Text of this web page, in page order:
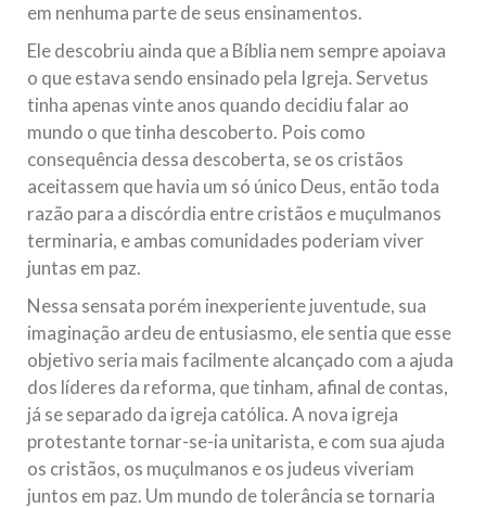
em nenhuma parte de seus ensinamentos.
Ele descobriu ainda que a Bíblia nem sempre apoiava
o que estava sendo ensinado pela Igreja. Servetus
tinha apenas vinte anos quando decidiu falar ao
mundo o que tinha descoberto. Pois como
consequência dessa descoberta, se os cristãos
aceitassem que havia um só único Deus, então toda
razão para a discórdia entre cristãos e muçulmanos
terminaria, e ambas comunidades poderiam viver
juntas em paz.
Nessa sensata porém inexperiente juventude, sua
imaginação ardeu de entusiasmo, ele sentia que esse
objetivo seria mais facilmente alcançado com a ajuda
dos líderes da reforma, que tinham, afinal de contas,
já se separado da igreja católica. A nova igreja
protestante tornar-se-ia unitarista, e com sua ajuda
os cristãos, os muçulmanos e os judeus viveriam
juntos em paz. Um mundo de tolerância se tornaria